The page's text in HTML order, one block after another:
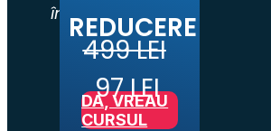
în lucrul cu alții.
REDUCERE
DA, VREAU
CURSUL
499 LEI
97 LEI